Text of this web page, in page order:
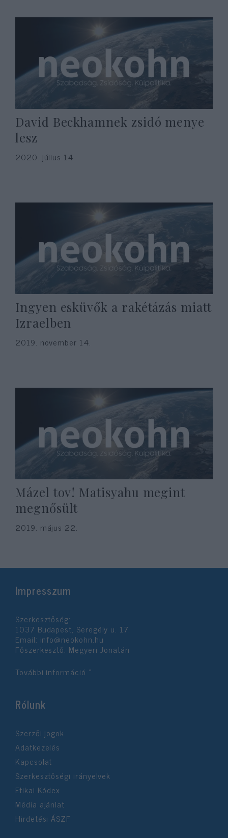
David Beckhamnek zsidó menye
lesz
2020. július 14.
Ingyen esküvők a rakétázás miatt
Izraelben
2019. november 14.
Mázel tov! Matisyahu megint
megnősült
2019. május 22.
Impresszum
Szerkesztőség:
1037 Budapest, Seregély u. 17.
Email: info@neokohn.hu
Főszerkesztő: Megyeri Jonatán
További információ »
Rólunk
Szerzői jogok
Adatkezelés
Kapcsolat
Szerkesztőségi irányelvek
Etikai Kódex
Média ajánlat
Hirdetési ÁSZF